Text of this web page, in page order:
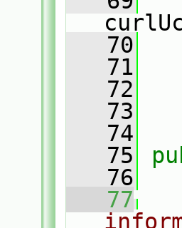
   70
   71
   72
   73
   74
   75
   76
   77